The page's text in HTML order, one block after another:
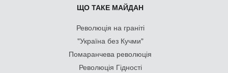
ЩО ТАКЕ МАЙДАН
Революція на граніті
"Україна без Кучми"
Помаранчева революція
Революція Гідності